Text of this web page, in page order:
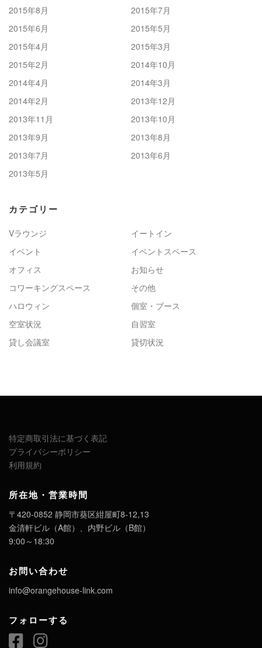
2015年8月
2015年7月
2015年6月
2015年5月
2015年4月
2015年3月
2015年2月
2014年10月
2014年4月
2014年3月
2014年2月
2013年12月
2013年11月
2013年10月
2013年9月
2013年8月
2013年7月
2013年6月
2013年5月
カテゴリー
Vラウンジ
イートイン
イベント
イベントスペース
オフィス
お知らせ
コワーキングスペース
その他
ハロウィン
個室・ブース
空室状況
自習室
貸し会議室
貸切状況
特定商取引法に基づく表記
プライバシーポリシー
利用規約
所在地・営業時間
〒420-0852 静岡市葵区紺屋町8-12,13
金清軒ビル（A館）、内野ビル（B館）
9:00～18:30
お問い合わせ
info@orangehouse-link.com
フォローする